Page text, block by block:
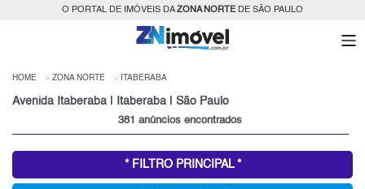
O PORTAL DE IMÓVEIS DAZONA NORTEDE SÃO PAULO
HOME ZONA NORTE ITABERABA
Avenida Itaberaba | Itaberaba | São Paulo
381 anúncios encontrados
* FILTRO PRINCIPAL *